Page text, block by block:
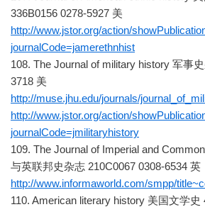
336B0156 0278-5927 美
http://www.jstor.org/action/
journalCode=jamerethnhist
108. The Journal of military history 军事
3718 美
http://muse.jhu.edu/journals/
http://www.jstor.org/action/
journalCode=jmilitaryhistory
109. The Journal of Imperial and
与英联邦史杂志 210C0067 0308-6534 英
http://www.informaworld.com/smpp/
110. American literary history 美国文学史